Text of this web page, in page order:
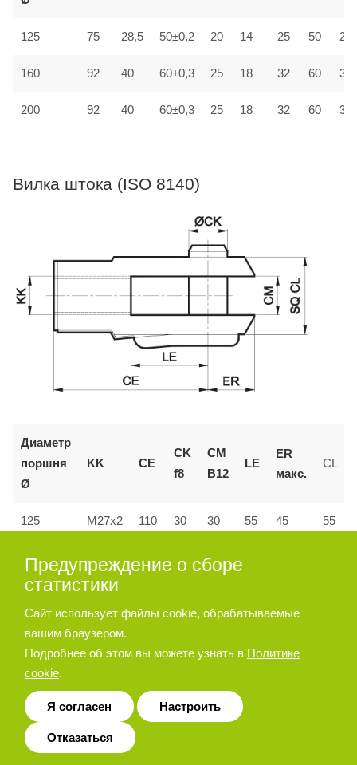
125 75 28,5 50±0,2 20 14 25 50
160 92 40 60±0,3 25 18 32 60
200 92 40 60±0,3 25 18 32 60
Вилка штока (ISO 8140)
Диаметр
поршня
Ø
KK CE
CK
f8
CM
B12
LE
ER
макс.
CL
125 M27x2 110 30 30 55 45 55
160 и
200
M36x2 144 35 35
Позиционер штока
Предупреждение о сборе
статистики
Сайт использует файлы cookie, обрабатываемые
вашим браузером.
Подробнее об этом вы можете узнать в Политике
cookie.
Я согласен Настроить
Отказаться